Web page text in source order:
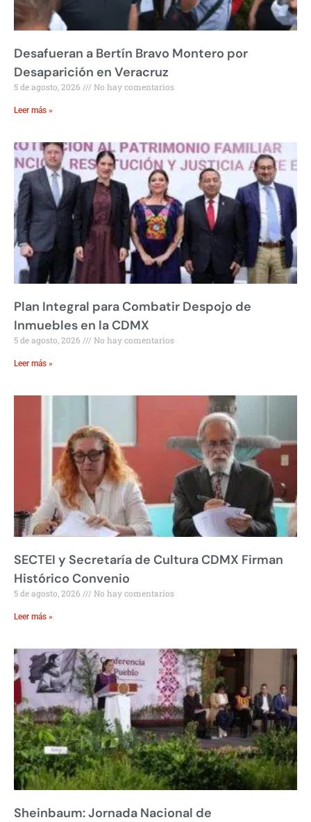
Desafueran a Bertín Bravo Montero por
Desaparición en Veracruz
5 de agosto, 2026 No hay comentarios
Leer más »
Plan Integral para Combatir Despojo de
Inmuebles en la CDMX
5 de agosto, 2026 No hay comentarios
Leer más »
SECTEI y Secretaría de Cultura CDMX Firman
Histórico Convenio
5 de agosto, 2026 No hay comentarios
Leer más »
Sheinbaum: Jornada Nacional de